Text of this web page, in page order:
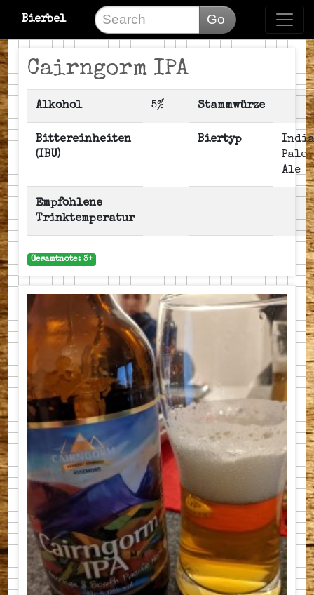
Bierbel Go
Cairngorm IPA
Alkohol 5% Stammwürze
Bittereinheiten
(IBU)
Biertyp
Pale
Ale
Empfohlene
Trinktemperatur
Gesamtnote: 3+